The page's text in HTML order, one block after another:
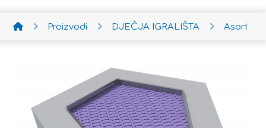
Proizvodi DJEČJA IGRALIŠTA